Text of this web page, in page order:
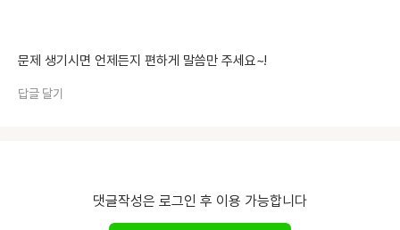
문제 생기시면 언제든지 편하게 말씀만 주세요~!
답글 달기
댓글작성은 로그인 후 이용 가능합니다